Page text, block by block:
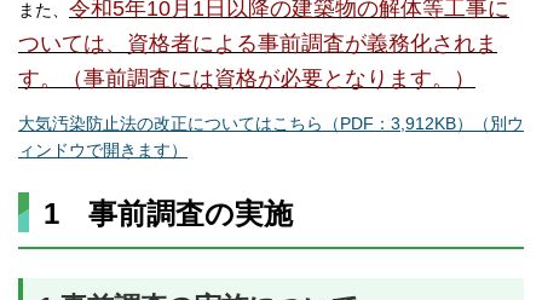
また、 令和5年10月1日以降の建築物の解体等工事に
ついては、資格者による事前調査が義務化されま
す。（事前調査には資格が必要となります。）
大気汚染防止法の改正についてはこちら（PDF：3,912KB）（別ウ
ィンドウで開きます）
1 事前調査の実施